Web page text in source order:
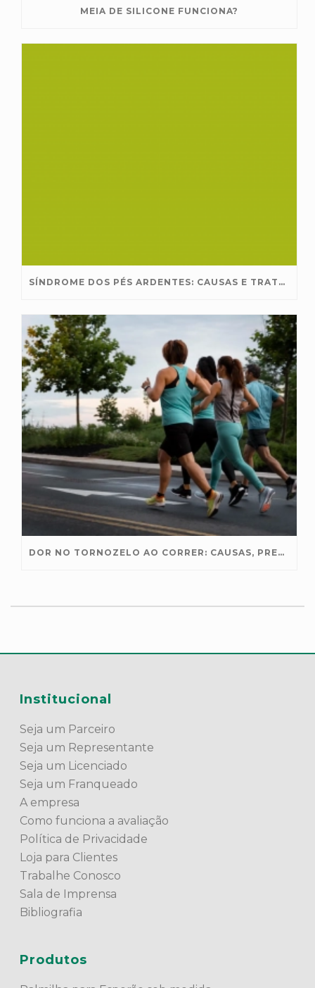
MEIA DE SILICONE FUNCIONA?
SÍNDROME DOS PÉS ARDENTES: CAUSAS E TRATAMENTO
DOR NO TORNOZELO AO CORRER: CAUSAS, PREVENÇÃO E TRATAMENTO
Institucional
Seja um Parceiro
Seja um Representante
Seja um Licenciado
Seja um Franqueado
A empresa
Como funciona a avaliação
Política de Privacidade
Loja para Clientes
Trabalhe Conosco
Sala de Imprensa
Bibliografia
Produtos